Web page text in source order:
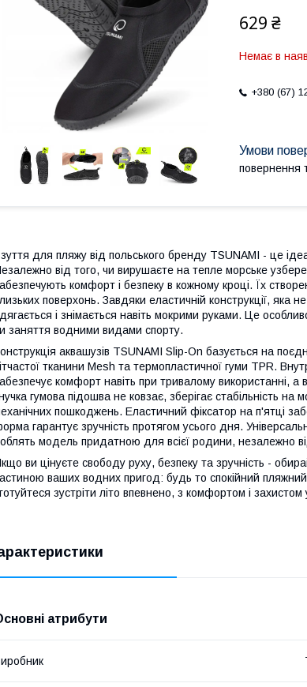
629 ₴
Немає в
+380 (67)
повернення
для пляжу від польського бренду TSUNAMI - це
від того, чи вирушаєте на тепле морське
комфорт і безпеку в кожному кроці. Їх
поверхонь. Завдяки еластичній конструкції, яка
і знімається навіть мокрими руками. Це
заняття водними видами спорту.
аквашузів TSUNAMI Slip-On базується на
тканини Mesh та термопластичної гуми TPR.
комфорт навіть при тривалому використанні,
гумова підошва не ковзає, зберігає стабільність
пошкоджень. Еластичний фіксатор на п'ятці
гарантує зручність протягом усього дня.
модель придатною для всієї родини, незалежно
ви цінуєте свободу руху, безпеку та зручність -
ваших водних пригод: будь то спокійний
готуйтеся зустріти літо впевнено, з комфортом і
атрибути